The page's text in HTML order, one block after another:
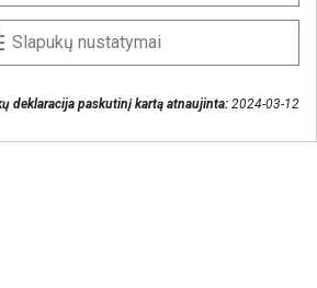
duomenys būtų saugomi
Slapukų nustatymai
deklaracija paskutinį kartą atnaujinta: 2024-03-12